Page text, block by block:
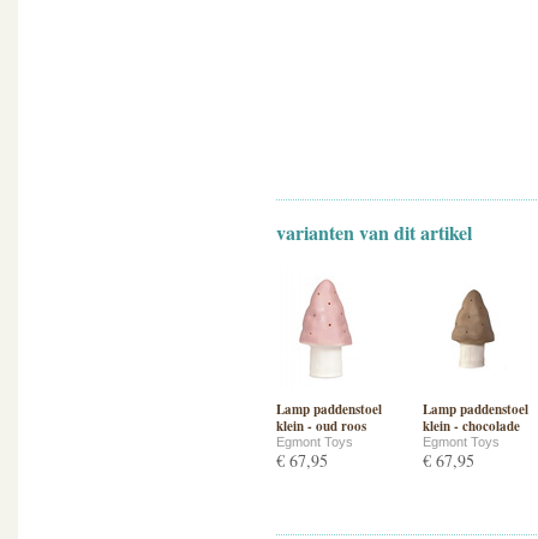
varianten van dit artikel
Lamp paddenstoel
klein - oud roos
Egmont Toys
€ 67,95
Lamp paddenstoel
klein - chocolade
Egmont Toys
€ 67,95